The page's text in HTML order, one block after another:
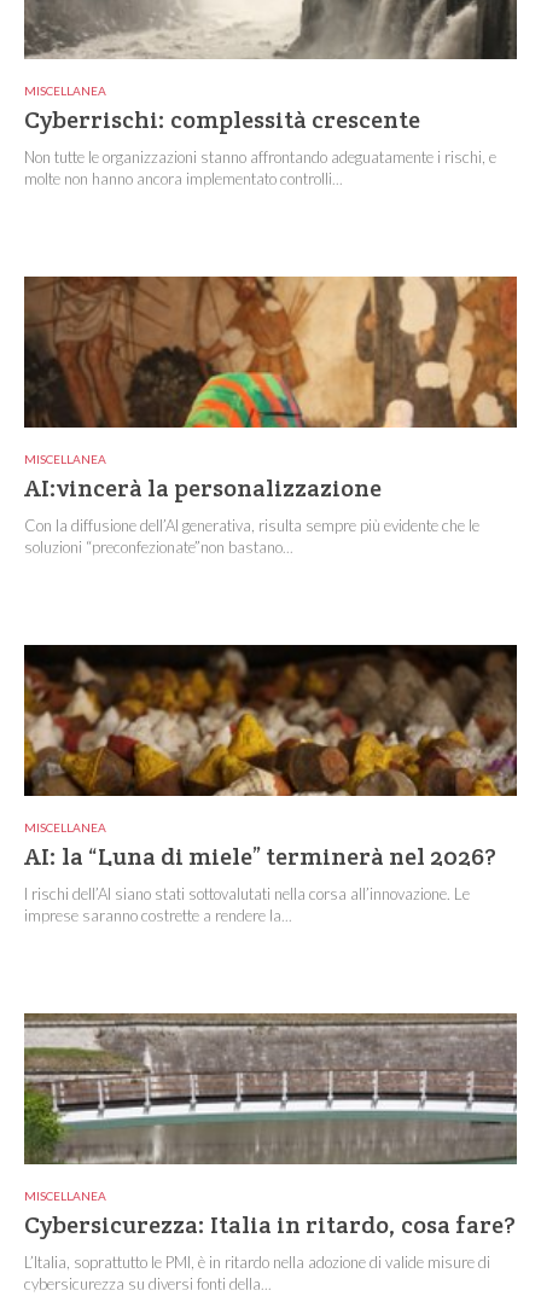
MISCELLANEA
Cyberrischi: complessità crescente
Non tutte le organizzazioni stanno affrontando adeguatamente i rischi, e
molte non hanno ancora implementato controlli...
MISCELLANEA
AI:vincerà la personalizzazione
Con la diffusione dell’AI generativa, risulta sempre più evidente che le
soluzioni “preconfezionate”non bastano...
MISCELLANEA
AI: la “Luna di miele” terminerà nel 2026?
I rischi dell’AI siano stati sottovalutati nella corsa all’innovazione. Le
imprese saranno costrette a rendere la...
MISCELLANEA
Cybersicurezza: Italia in ritardo, cosa fare?
L’Italia, soprattutto le PMI, è in ritardo nella adozione di valide misure di
cybersicurezza su diversi fonti della...